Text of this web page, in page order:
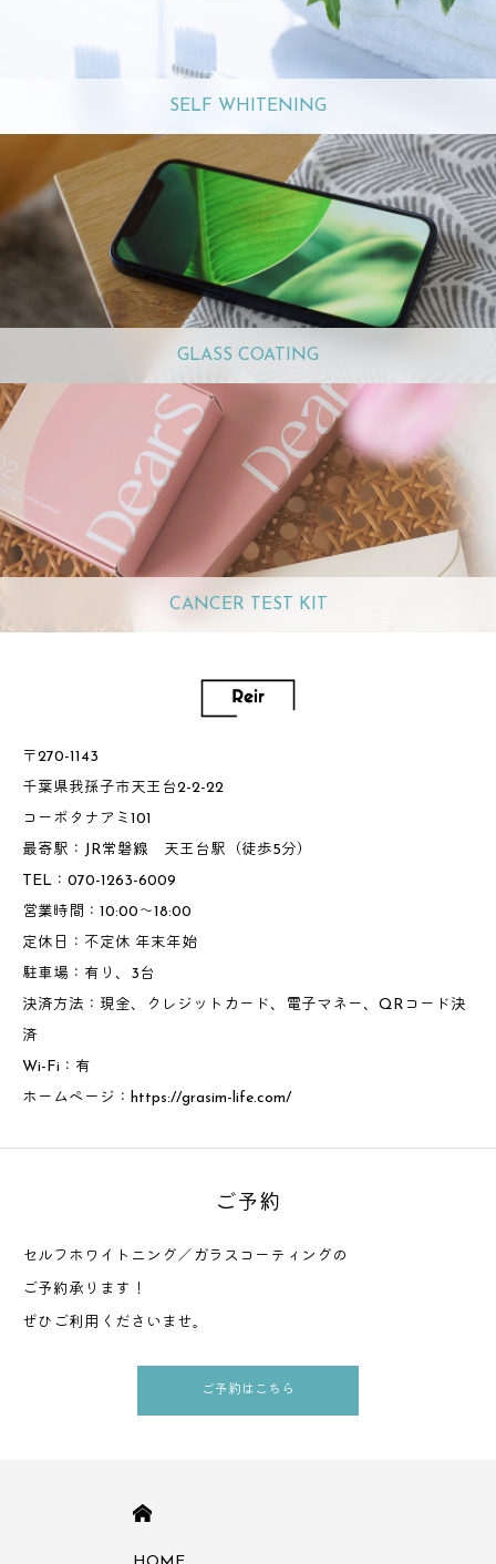
SELF WHITENING
GLASS COATING
CANCER TEST KIT
〒270-1143
千葉県我孫子市天王台2-2-22
コーポタナアミ101
最寄駅：JR常磐線 天王台駅（徒歩5分）
TEL：070-1263-6009
営業時間：10:00～18:00
定休日：不定休 年末年始
駐車場：有り、3台
決済方法：現金、クレジットカード、電子マネー、QRコード決
済
Wi-Fi：有
ホームページ： https://grasim-life.com/
ご予約
セルフホワイトニング／ガラスコーティングの
ご予約承ります！
ぜひご利用くださいませ。
ご予約はこちら